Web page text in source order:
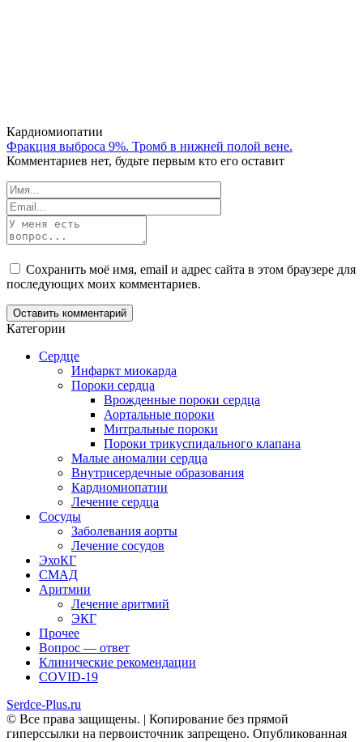
Кардиомиопатии
Фракция выброса 9%. Тромб в нижней полой вене.
Комментариев нет, будьте первым кто его оставит
Сохранить моё имя, email и адрес сайта в этом браузере для
последующих моих комментариев.
Категории
Сердце
Инфаркт миокарда
Пороки сердца
Врожденные пороки сердца
Аортальные пороки
Митральные пороки
Пороки трикуспидального клапана
Малые аномалии сердца
Внутрисердечные образования
Кардиомиопатии
Лечение сердца
Сосуды
Заболевания аорты
Лечение сосудов
ЭхоКГ
СМАД
Аритмии
Лечение аритмий
ЭКГ
Прочее
Вопрос — ответ
Клинические рекомендации
COVID-19
Serdce-Plus.ru
© Все права защищены. | Копирование без прямой
гиперссылки на первоисточник запрещено. Опубликованная